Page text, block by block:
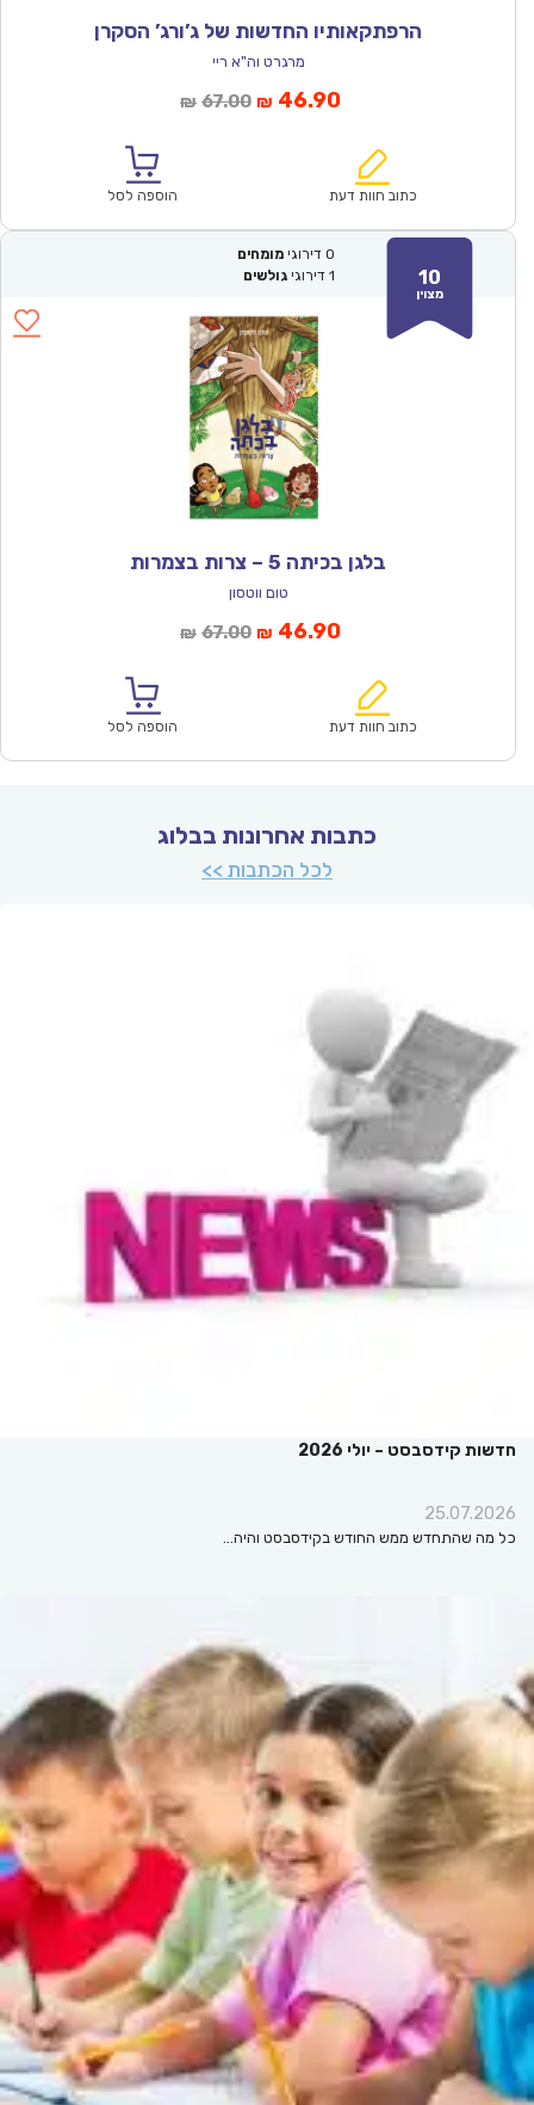
הרפתקאותיו החדשות של ג’ורג’ הסקרן
מרגרט וה"א ריי
₪ 67.00המחיר
₪67.00.
₪ 46.90המחיר
הוא:
כתוב חוות דעת הוספה לסל
10
מצוין
0 דירוגי מומחים
1 דירוגי גולשים
בלגן בכיתה 5 – צרות בצמרות
טום ווטסון
₪ 67.00המחיר
₪67.00.
₪ 46.90המחיר
הוא:
כתוב חוות דעת הוספה לסל
כתבות אחרונות בבלוג
לכל הכתבות >>
חדשות קידסבסט – יולי 2026
25.07.2026
כל מה שהתחדש ממש החודש בקידסבסט והיה…